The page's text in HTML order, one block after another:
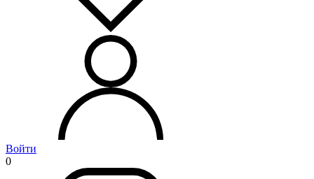
Войти
0